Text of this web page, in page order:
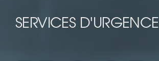
SERVICES D'URGENCE